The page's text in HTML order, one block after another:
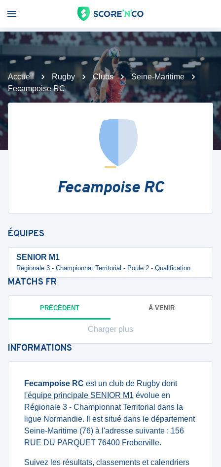
Accueil Rugby Clubs
Seine-Maritime
Fecampoise RC
Fecampoise RC
ÉQUIPES
SENIOR M1
Régionale 3 - Championnat Territorial - Poule 2 - Qualification
MATCHS FR
PRÉCÉDENT À VENIR
Charger plus
INFORMATIONS
Fecampoise RC est un club de Rugby dont
l'équipe principale SENIOR M1 évolue en
Régionale 3 - Championnat Territorial dans la
ligue Normandie. Il est situé dans le département
Seine-Maritime (76) à l'adresse suivante : 156
RUE DU PARQUET 76400 Froberville.
Suivez les résultats, classements et calendriers